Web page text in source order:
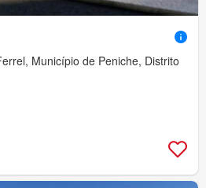
Município de Peniche, Distrito